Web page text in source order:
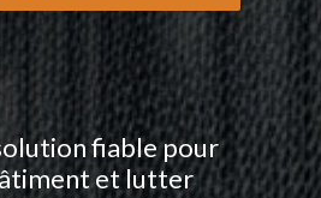
fiable pour
et lutter